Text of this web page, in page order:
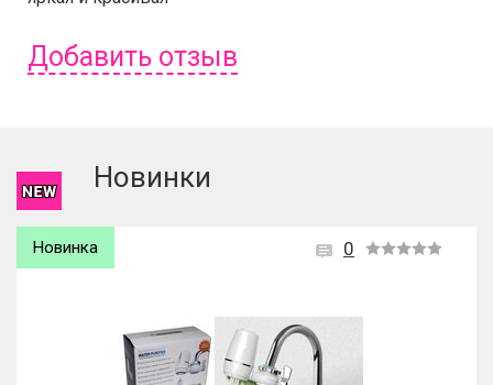
Добавить отзыв
Новинки
0
Новинка